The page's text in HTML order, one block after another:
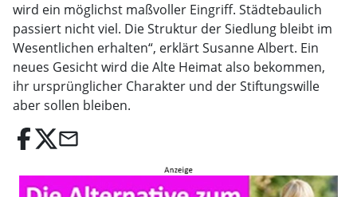
wird ein möglichst maßvoller Eingriff. Städtebaulich
passiert nicht viel. Die Struktur der Siedlung bleibt im
Wesentlichen erhalten“, erklärt Susanne Albert. Ein
neues Gesicht wird die Alte Heimat also bekommen,
ihr ursprünglicher Charakter und der Stiftungswille
aber sollen bleiben.
email